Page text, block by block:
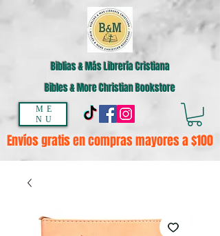
ME
NU
Biblias & Más Librería Cristiana
Bibles & More Christian Bookstore
Envíos gratis en compras mayores a $100